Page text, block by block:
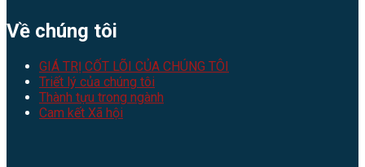
Về chúng tôi
GIÁ TRỊ CỐT LÕI CỦA CHÚNG TÔI
Triết lý của chúng tôi
Thành tựu trong ngành
Cam kết Xã hội